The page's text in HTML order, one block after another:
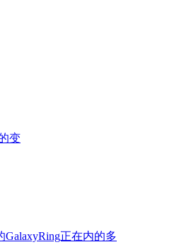
变
GalaxyRing正在内的多